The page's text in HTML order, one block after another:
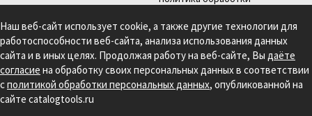
Для юридических лиц
На нашем сайте мы используем cookie для сбора информации технического
характера. Продолжая использовать этот сайт, вы даете согласие на
использование файлов cookies и обработку персональных данных в соответствии с
Политикой обработки персональных данных.Информация на сайте носит
справочный характер и не является публичной офертой, определяемой
положениями статьи 437 гражданского кодекса РФ.
Наш веб-сайт использует cookie, а также другие технологии для
работоспособности веб-сайта, анализа использования данных
сайта и в иных целях. Продолжая работу на веб-сайте, Вы даёте
согласие на обработку своих персональных данных в соответствии
сполитикой обработки персональных данных, опубликованной на
сайте catalogtools.ru